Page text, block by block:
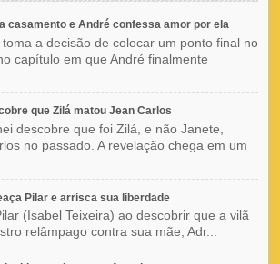
casamento e André confessa amor por ela
a decisão de colocar um ponto final no
capítulo em que André finalmente
que Zilá matou Jean Carlos
descobre que foi Zilá, e não Janete,
no passado. A revelação chega em um
Pilar e arrisca sua liberdade
(Isabel Teixeira) ao descobrir que a vilã
relâmpago contra sua mãe, Adr...